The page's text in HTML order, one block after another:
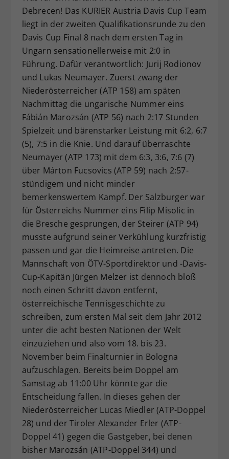
Debrecen! Das KURIER Austria Davis Cup Team
liegt in der zweiten Qualifikationsrunde zu den
Davis Cup Final 8 nach dem ersten Tag in
Ungarn sensationellerweise mit 2:0 in
Führung. Dafür verantwortlich: Jurij Rodionov
und Lukas Neumayer. Zuerst zwang der
Niederösterreicher (ATP 158) am späten
Nachmittag die ungarische Nummer eins
Fábián Marozsán (ATP 56) nach 2:17 Stunden
Spielzeit und bärenstarker Leistung mit 6:2, 6:7
(5), 7:5 in die Knie. Und darauf überraschte
Neumayer (ATP 173) mit dem 6:3, 3:6, 7:6 (7)
über Márton Fucsovics (ATP 59) nach 2:57-
stündigem und nicht minder
bemerkenswertem Kampf. Der Salzburger war
für Österreichs Nummer eins Filip Misolic in
die Bresche gesprungen, der Steirer (ATP 94)
musste aufgrund seiner Verkühlung kurzfristig
passen und gar die Heimreise antreten. Die
Mannschaft von ÖTV-Sportdirektor und -Davis-
Cup-Kapitän Jürgen Melzer ist dennoch bloß
noch einen Schritt davon entfernt,
österreichische Tennisgeschichte zu
schreiben, zum ersten Mal seit dem Jahr 2012
unter die acht besten Nationen der Welt
einzuziehen und also vom 18. bis 23.
November beim Finalturnier in Bologna
aufzuschlagen. Bereits beim Doppel am
Samstag ab 11:00 Uhr könnte gar die
Entscheidung fallen. In dieses gehen der
Niederösterreicher Lucas Miedler (ATP-Doppel
28) und der Tiroler Alexander Erler (ATP-
Doppel 41) gegen die Gastgeber, bei denen
bisher Marozsán (ATP-Doppel 344) und
Zweck
Dieser Wert speichert Ihre Consent-
Einstellungen. Unter anderem eine
zufällig generierte ID, für die
historische Speicherung Ihrer
Webseiten-Betreiber dies eingestellt
hat.